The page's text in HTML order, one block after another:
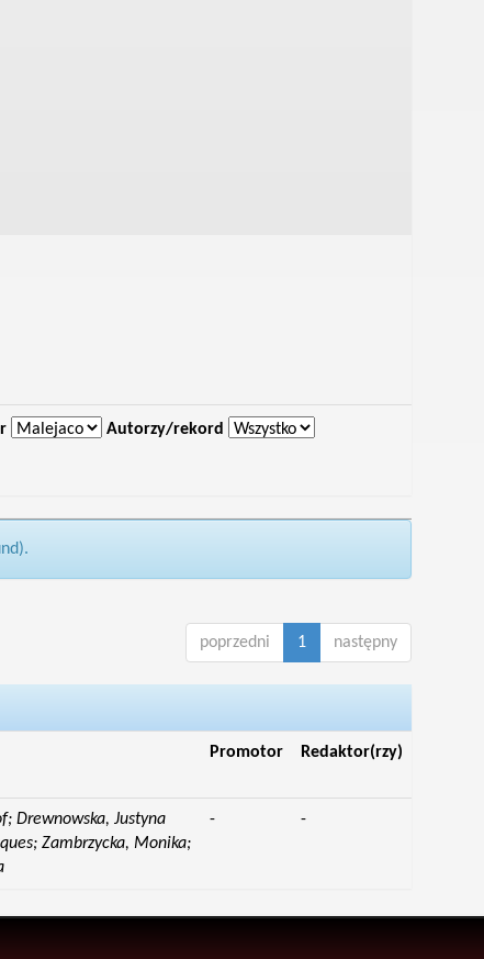
Autorzy/rekord
poprzedni 1 następny
Promotor Redaktor(rzy)
Drewnowska, Justyna
Zambrzycka, Monika;
- -